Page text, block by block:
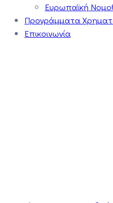
Ευρωπαϊκή
Προγράμματα
Επικοινωνία